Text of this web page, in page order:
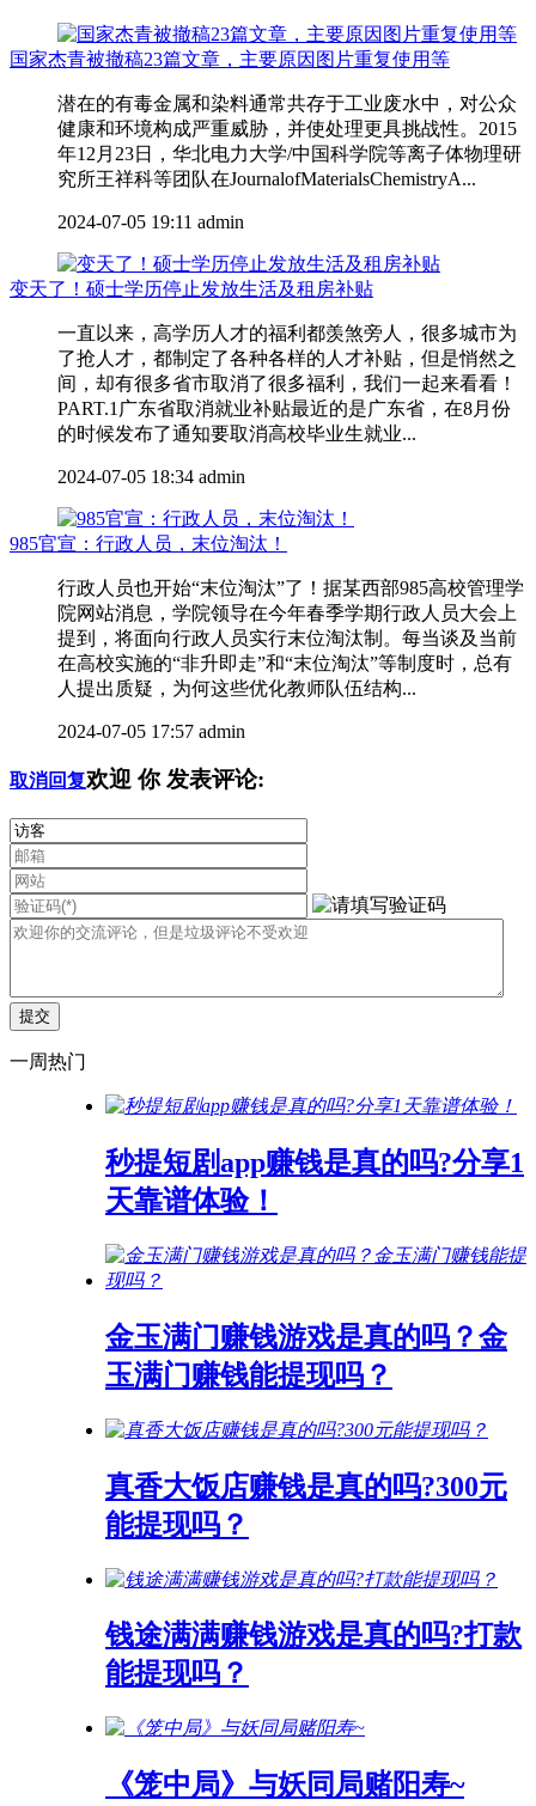
国家杰青被撤稿23篇文章，主要原因图片重复使用等
潜在的有毒金属和染料通常共存于工业废水中，对公众
健康和环境构成严重威胁，并使处理更具挑战性。2015
年12月23日，华北电力大学/中国科学院等离子体物理研
究所王祥科等团队在JournalofMaterialsChemistryA...
2024-07-05 19:11 admin
变天了！硕士学历停止发放生活及租房补贴
一直以来，高学历人才的福利都羡煞旁人，很多城市为
了抢人才，都制定了各种各样的人才补贴，但是悄然之
间，却有很多省市取消了很多福利，我们一起来看看！
PART.1广东省取消就业补贴最近的是广东省，在8月份
的时候发布了通知要取消高校毕业生就业...
2024-07-05 18:34 admin
985官宣：行政人员，末位淘汰！
行政人员也开始“末位淘汰”了！据某西部985高校管理学
院网站消息，学院领导在今年春季学期行政人员大会上
提到，将面向行政人员实行末位淘汰制。每当谈及当前
在高校实施的“非升即走”和“末位淘汰”等制度时，总有
人提出质疑，为何这些优化教师队伍结构...
2024-07-05 17:57 admin
取消回复欢迎 你发表评论:
一周热门
秒提短剧app赚钱是真的吗?分享1
天靠谱体验！
金玉满门赚钱游戏是真的吗？金
玉满门赚钱能提现吗？
真香大饭店赚钱是真的吗?300元
能提现吗？
钱途满满赚钱游戏是真的吗?打款
能提现吗？
《笼中局》与妖同局赌阳寿~